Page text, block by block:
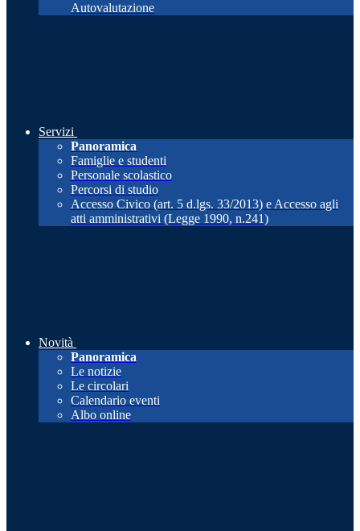
Autovalutazione
Servizi
Panoramica
Famiglie e studenti
Personale scolastico
Percorsi di studio
Accesso Civico (art. 5 d.lgs. 33/2013) e Accesso agli
atti amministrativi (Legge 1990, n.241)
Novità
Panoramica
Le notizie
Le circolari
Calendario eventi
Albo online